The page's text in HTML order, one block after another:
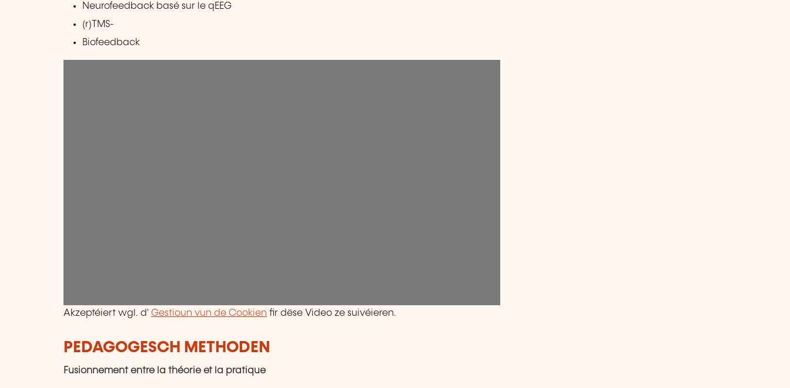
Neurofeedback basé sur le qEEG
(r)TMS-
Biofeedback
Akzeptéiert wgl. d' Gestioun vun de Cookien fir dëse Video ze suivéieren.
PEDAGOGESCH METHODEN
Fusionnement entre la théorie et la pratique